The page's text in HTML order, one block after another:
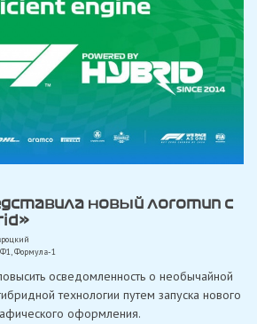
новый логотип с
Ф1,Формула-1
осведомленность о необычайной
технологии путем запуска нового
оформления.